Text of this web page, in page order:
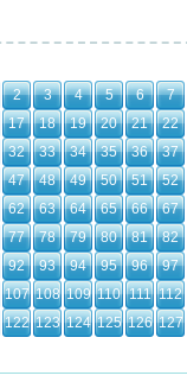
2 3 4 5 6
7
17 18 19 20 21
22
32 33 34 35 36
37
47 48 49 50 51
52
62 63 64 65 66
67
77 78 79 80 81
82
92 93 94 95 96
97
107 108 109 110 111 112
122 123 124 125 126 127